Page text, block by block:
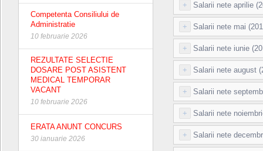
Competenta Consiliului de
Administratie
10 februarie 2026
REZULTATE SELECTIE
DOSARE POST ASISTENT
MEDICAL TEMPORAR
VACANT
10 februarie 2026
ERATA ANUNT CONCURS
30 ianuarie 2026
+ Salarii nete aprilie
+ Salarii nete mai
+ Salarii nete iunie
+ Salarii nete august
+ Salarii nete
+ Salarii nete
+ Salarii nete